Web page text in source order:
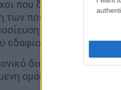
που δηλώνονται στο
των ποινών διεξαγωγής
της παρούσας ή
εδαφίου αναστέλλεται
διάστημα της παρ.
ομάδα